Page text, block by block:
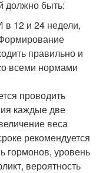
должно быть:
12 и 24 недели,
правильно и
всеми нормами
проводить
каждые две
веса
рекомендуется
гормонов, уровень
вероятность